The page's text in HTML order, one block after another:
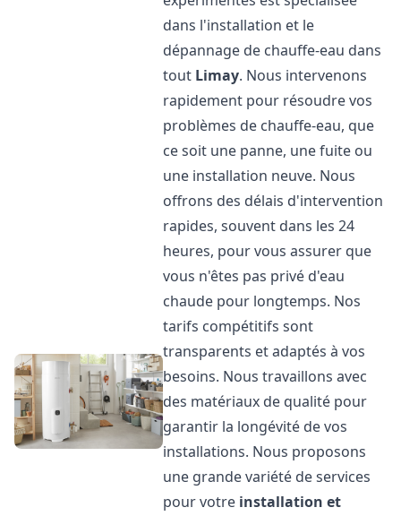
dans l'installation et le
dépannage de chauffe-eau dans
tout Limay. Nous intervenons
rapidement pour résoudre vos
problèmes de chauffe-eau, que
ce soit une panne, une fuite ou
une installation neuve. Nous
offrons des délais d'intervention
rapides, souvent dans les 24
heures, pour vous assurer que
vous n'êtes pas privé d'eau
chaude pour longtemps. Nos
tarifs compétitifs sont
transparents et adaptés à vos
besoins. Nous travaillons avec
des matériaux de qualité pour
garantir la longévité de vos
installations. Nous proposons
une grande variété de services
pour votre installation et